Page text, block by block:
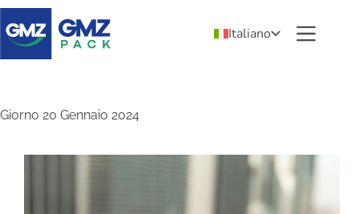
Italiano
Giorno 20 Gennaio 2024